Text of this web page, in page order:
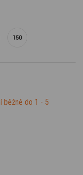
běžně do 1 - 5